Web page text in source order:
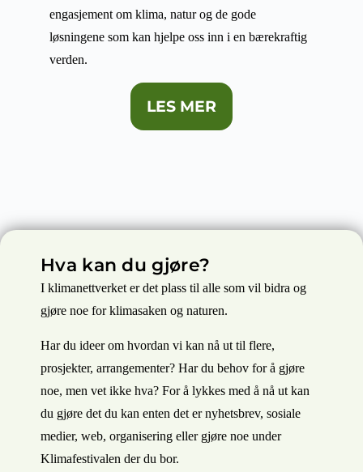
engasjement om klima, natur og de gode
løsningene som kan hjelpe oss inn i en bærekraftig
verden.
LES MER
Hva kan du gjøre?
I klimanettverket er det plass til alle som vil bidra og
gjøre noe for klimasaken og naturen.
Har du ideer om hvordan vi kan nå ut til flere,
prosjekter, arrangementer? Har du behov for å gjøre
noe, men vet ikke hva? For å lykkes med å nå ut kan
du gjøre det du kan enten det er nyhetsbrev, sosiale
medier, web, organisering eller gjøre noe under
Klimafestivalen der du bor.